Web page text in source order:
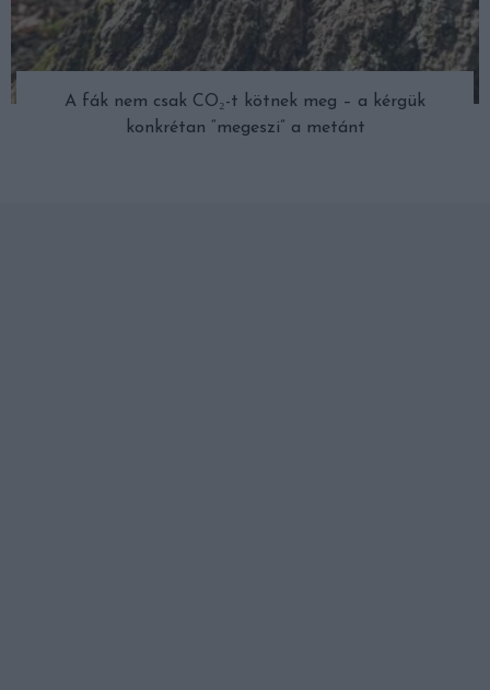
A fák nem csak CO₂-t kötnek meg – a kérgük
konkrétan “megeszi” a metánt